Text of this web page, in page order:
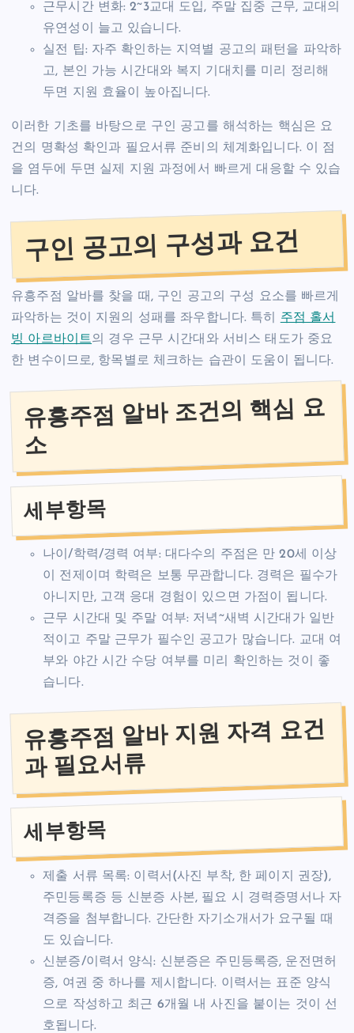
근무시간 변화: 2~3교대 도입, 주말 집중 근무, 교대의
유연성이 늘고 있습니다.
실전 팁: 자주 확인하는 지역별 공고의 패턴을 파악하
고, 본인 가능 시간대와 복지 기대치를 미리 정리해
두면 지원 효율이 높아집니다.
이러한 기초를 바탕으로 구인 공고를 해석하는 핵심은 요
건의 명확성 확인과 필요서류 준비의 체계화입니다. 이 점
을 염두에 두면 실제 지원 과정에서 빠르게 대응할 수 있습
니다.
구인 공고의 구성과 요건
유흥주점 알바를 찾을 때, 구인 공고의 구성 요소를 빠르게
파악하는 것이 지원의 성패를 좌우합니다. 특히 주점 홀서
빙 아르바이트의 경우 근무 시간대와 서비스 태도가 중요
한 변수이므로, 항목별로 체크하는 습관이 도움이 됩니다.
유흥주점 알바 조건의 핵심 요
소
세부항목
나이/학력/경력 여부: 대다수의 주점은 만 20세 이상
이 전제이며 학력은 보통 무관합니다. 경력은 필수가
아니지만, 고객 응대 경험이 있으면 가점이 됩니다.
근무 시간대 및 주말 여부: 저녁~새벽 시간대가 일반
적이고 주말 근무가 필수인 공고가 많습니다. 교대 여
부와 야간 시간 수당 여부를 미리 확인하는 것이 좋
습니다.
유흥주점 알바 지원 자격 요건
과 필요서류
세부항목
제출 서류 목록: 이력서(사진 부착, 한 페이지 권장),
주민등록증 등 신분증 사본, 필요 시 경력증명서나 자
격증을 첨부합니다. 간단한 자기소개서가 요구될 때
도 있습니다.
신분증/이력서 양식: 신분증은 주민등록증, 운전면허
증, 여권 중 하나를 제시합니다. 이력서는 표준 양식
으로 작성하고 최근 6개월 내 사진을 붙이는 것이 선
호됩니다.